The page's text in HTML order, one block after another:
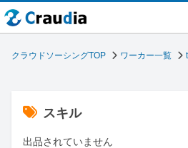
クラウドソーシングTOP ワーカー一覧
スキル
出品されていません